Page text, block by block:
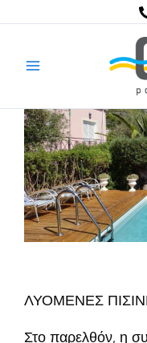
ΛΥΟΜΕΝΕΣ
Στο παρελθόν, η